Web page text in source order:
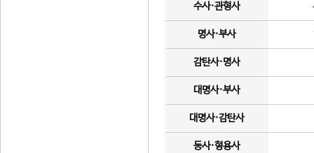
수사·관형사
명사·부사
감탄사·명사
대명사·부사
대명사·감탄사
동사·형용사